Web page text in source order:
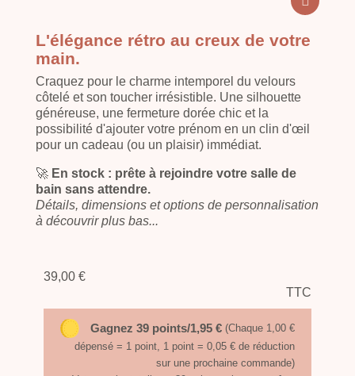
L'élégance rétro au creux de votre
main.
Craquez pour le charme intemporel du velours
côtelé et son toucher irrésistible. Une silhouette
généreuse, une fermeture dorée chic et la
possibilité d'ajouter votre prénom en un clin d'œil
pour un cadeau (ou un plaisir) immédiat.
🚀 En stock : prête à rejoindre votre salle de
bain sans attendre.
Détails, dimensions et options de personnalisation
à découvrir plus bas...
39,00 €
TTC
Gagnez 39 points/1,95 € (Chaque 1,00 €
dépensé = 1 point, 1 point = 0,05 € de réduction
sur une prochaine commande)